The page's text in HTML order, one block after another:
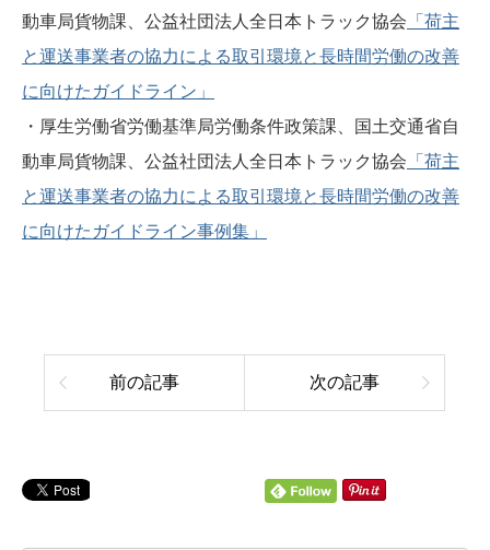
動車局貨物課、公益社団法人全日本トラック協会 「荷主
と運送事業者の協力による取引環境と長時間労働の改善
に向けたガイドライン」
・厚生労働省労働基準局労働条件政策課、国土交通省自
動車局貨物課、公益社団法人全日本トラック協会 「荷主
と運送事業者の協力による取引環境と長時間労働の改善
に向けたガイドライン事例集」
前の記事 次の記事